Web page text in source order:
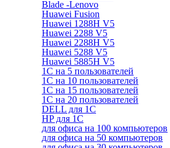
Blade -Lenovo
Huawei Fusion
Huawei 1288H V5
Huawei 2288 V5
Huawei 2288H V5
Huawei 5288 V5
Huawei 5885H V5
1С на 5 пользователей
1С на 10 пользователей
1С на 15 пользователей
1С на 20 пользователей
DELL для 1С
HP для 1С
для офиса на 100 компьютеров
для офиса на 50 компьютеров